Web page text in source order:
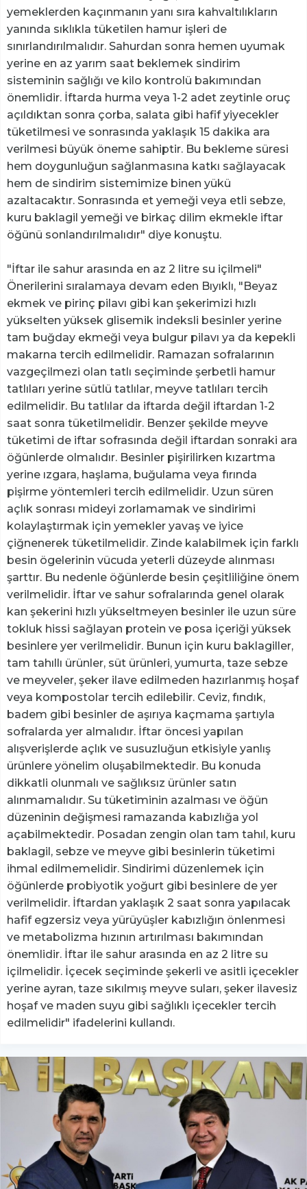
yemeklerden kaçınmanın yanı sıra kahvaltılıkların
yanında sıklıkla tüketilen hamur işleri de
sınırlandırılmalıdır. Sahurdan sonra hemen uyumak
yerine en az yarım saat beklemek sindirim
sisteminin sağlığı ve kilo kontrolü bakımından
önemlidir. İftarda hurma veya 1-2 adet zeytinle oruç
açıldıktan sonra çorba, salata gibi hafif yiyecekler
tüketilmesi ve sonrasında yaklaşık 15 dakika ara
verilmesi büyük öneme sahiptir. Bu bekleme süresi
hem doygunluğun sağlanmasına katkı sağlayacak
hem de sindirim sistemimize binen yükü
azaltacaktır. Sonrasında et yemeği veya etli sebze,
kuru baklagil yemeği ve birkaç dilim ekmekle iftar
öğünü sonlandırılmalıdır" diye konuştu.
"İftar ile sahur arasında en az 2 litre su içilmeli"
Önerilerini sıralamaya devam eden Bıyıklı, "Beyaz
ekmek ve pirinç pilavı gibi kan şekerimizi hızlı
yükselten yüksek glisemik indeksli besinler yerine
tam buğday ekmeği veya bulgur pilavı ya da kepekli
makarna tercih edilmelidir. Ramazan sofralarının
vazgeçilmezi olan tatlı seçiminde şerbetli hamur
tatlıları yerine sütlü tatlılar, meyve tatlıları tercih
edilmelidir. Bu tatlılar da iftarda değil iftardan 1-2
saat sonra tüketilmelidir. Benzer şekilde meyve
tüketimi de iftar sofrasında değil iftardan sonraki ara
öğünlerde olmalıdır. Besinler pişirilirken kızartma
yerine ızgara, haşlama, buğulama veya fırında
pişirme yöntemleri tercih edilmelidir. Uzun süren
açlık sonrası mideyi zorlamamak ve sindirimi
kolaylaştırmak için yemekler yavaş ve iyice
çiğnenerek tüketilmelidir. Zinde kalabilmek için farklı
besin ögelerinin vücuda yeterli düzeyde alınması
şarttır. Bu nedenle öğünlerde besin çeşitliliğine önem
verilmelidir. İftar ve sahur sofralarında genel olarak
kan şekerini hızlı yükseltmeyen besinler ile uzun süre
tokluk hissi sağlayan protein ve posa içeriği yüksek
besinlere yer verilmelidir. Bunun için kuru baklagiller,
tam tahıllı ürünler, süt ürünleri, yumurta, taze sebze
ve meyveler, şeker ilave edilmeden hazırlanmış hoşaf
veya kompostolar tercih edilebilir. Ceviz, fındık,
badem gibi besinler de aşırıya kaçmama şartıyla
sofralarda yer almalıdır. İftar öncesi yapılan
alışverişlerde açlık ve susuzluğun etkisiyle yanlış
ürünlere yönelim oluşabilmektedir. Bu konuda
dikkatli olunmalı ve sağlıksız ürünler satın
alınmamalıdır. Su tüketiminin azalması ve öğün
düzeninin değişmesi ramazanda kabızlığa yol
açabilmektedir. Posadan zengin olan tam tahıl, kuru
baklagil, sebze ve meyve gibi besinlerin tüketimi
ihmal edilmemelidir. Sindirimi düzenlemek için
öğünlerde probiyotik yoğurt gibi besinlere de yer
verilmelidir. İftardan yaklaşık 2 saat sonra yapılacak
hafif egzersiz veya yürüyüşler kabızlığın önlenmesi
ve metabolizma hızının artırılması bakımından
önemlidir. İftar ile sahur arasında en az 2 litre su
içilmelidir. İçecek seçiminde şekerli ve asitli içecekler
yerine ayran, taze sıkılmış meyve suları, şeker ilavesiz
hoşaf ve maden suyu gibi sağlıklı içecekler tercih
edilmelidir" ifadelerini kullandı.